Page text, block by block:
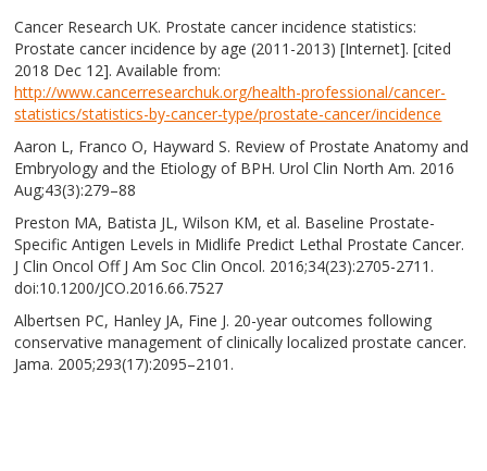
Cancer Research UK. Prostate cancer incidence statistics:
Prostate cancer incidence by age (2011-2013) [Internet]. [cited
2018 Dec 12]. Available from:
http://www.cancerresearchuk.org/health-professional/cancer-
statistics/statistics-by-cancer-type/prostate-cancer/incidence
Aaron L, Franco O, Hayward S. Review of Prostate Anatomy and
Embryology and the Etiology of BPH. Urol Clin North Am. 2016
Aug;43(3):279–88
Preston MA, Batista JL, Wilson KM, et al. Baseline Prostate-
Specific Antigen Levels in Midlife Predict Lethal Prostate Cancer.
J Clin Oncol Off J Am Soc Clin Oncol. 2016;34(23):2705-2711.
doi:10.1200/JCO.2016.66.7527
Albertsen PC, Hanley JA, Fine J. 20-year outcomes following
conservative management of clinically localized prostate cancer.
Jama. 2005;293(17):2095–2101.